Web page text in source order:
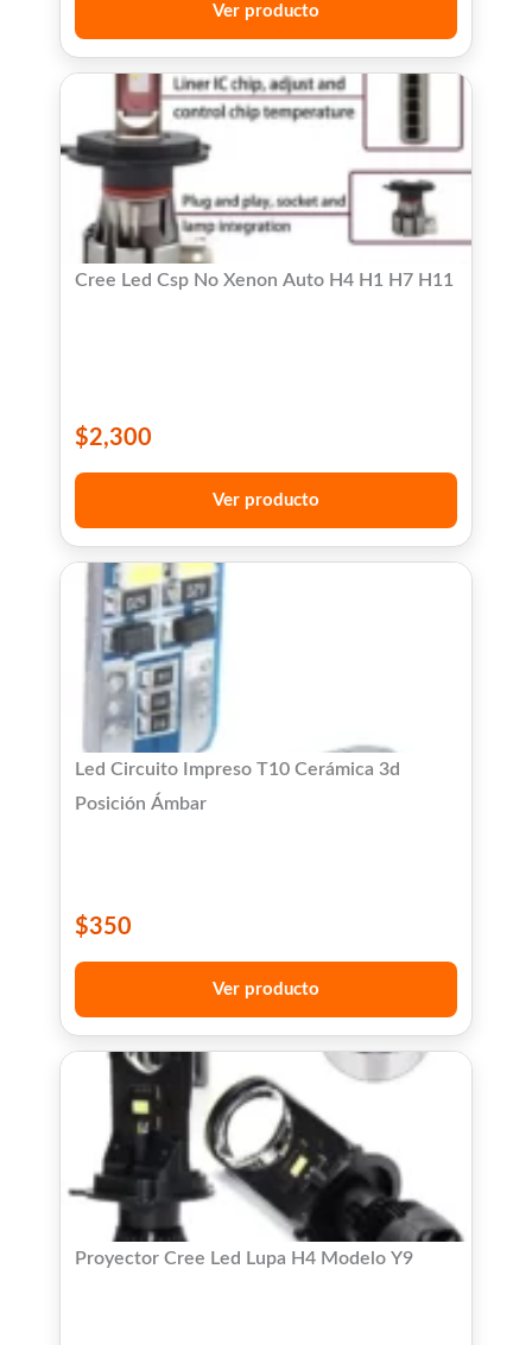
Ver producto
Cree Led Csp No Xenon Auto H4 H1 H7 H11
$2,300
Ver producto
Led Circuito Impreso T10 Cerámica 3d
Posición Ámbar
$350
Ver producto
Proyector Cree Led Lupa H4 Modelo Y9